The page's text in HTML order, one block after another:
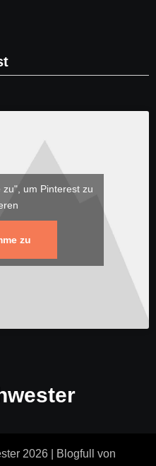
um Pinterest zu
zu
2026 Blogfull
von